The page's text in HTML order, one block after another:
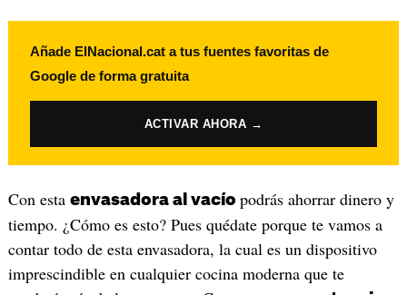
Añade ElNacional.cat a tus fuentes favoritas de
Google de forma gratuita
ACTIVAR AHORA →
Con esta envasadora al vacío podrás ahorrar dinero y
tiempo. ¿Cómo es esto? Pues quédate porque te vamos a
contar todo de esta envasadora, la cual es un dispositivo
imprescindible en cualquier cocina moderna que te